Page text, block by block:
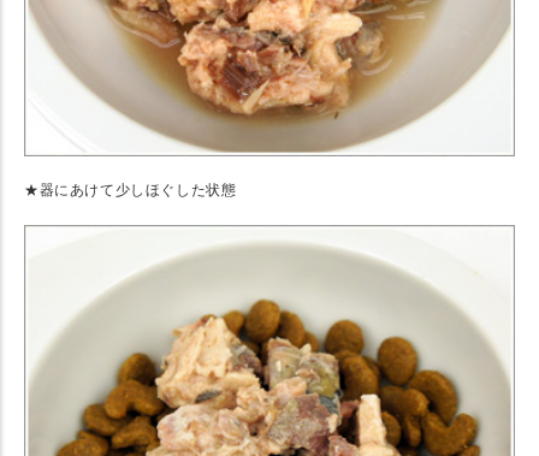
★器にあけて少しほぐした状態